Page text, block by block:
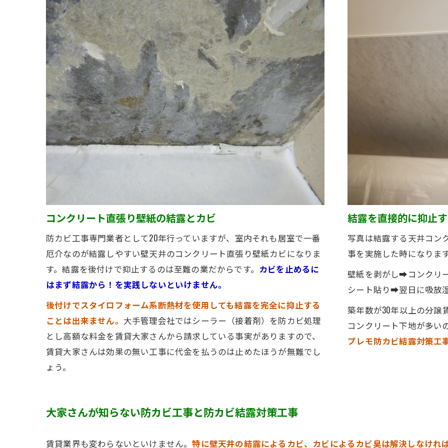
コンクリート直張り壁紙の結露とカビ
防カビ工事専門業者として20年行っていますが、室内それも居室で一番
厄介なのが結露しやすい壁天井のコンクリート直張り壁紙カビになりま
す。結露を後付けで抑止するのは至難の業だからです。 カビを止めるに
はまず結露から！を実践しないといけません。
後付けでスタイロフォーム系断熱材を使用しても結露を完全に抑止する
ことは出来ません。 大手管理会社ではシーラー（接着剤）を防カビ処理
とし高額な料金を賃貸大家さんから請求している事実がありますので、
賃貸大家さんは効果の無い工事に代金を払うのは止めたほうが無難でし
ょう。
結露を直接的に抑止
写真は結露する天井コン
事を実施した時になりま
壁紙を剥がし➡コンクリ
シート貼り➡翌日に吸放
築年数が30年以上の分譲
コンクリート下地が多い
プレモ防カビ結露対策工
大家さんが知らない防カビ工事と防カビ結露対策工事
賃貸業界も変わらないといけません。特に壁天井の結露によるカビ、カビによるカビ臭は解決しなけ